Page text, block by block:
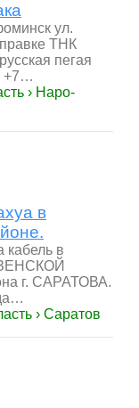
ул.
ТНК
пегая
+7…
› Наро-
в
кабель в
г. САРАТОВА.
› Саратов